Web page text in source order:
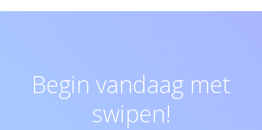
Begin vandaag met
swipen!